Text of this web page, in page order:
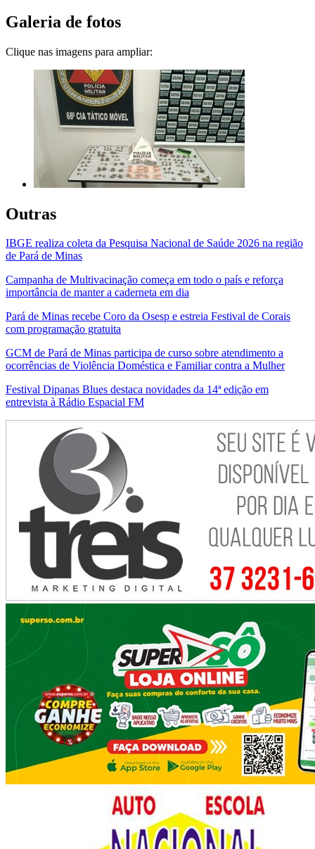
Galeria de fotos
Clique nas imagens para ampliar:
Outras
IBGE realiza coleta da Pesquisa Nacional de Saúde 2026 na região
de Pará de Minas
Campanha de Multivacinação começa em todo o país e reforça
importância de manter a caderneta em dia
Pará de Minas recebe Coro da Osesp e estreia Festival de Corais
com programação gratuita
GCM de Pará de Minas participa de curso sobre atendimento a
ocorrências de Violência Doméstica e Familiar contra a Mulher
Festival Dipanas Blues destaca novidades da 14ª edição em
entrevista à Rádio Espacial FM